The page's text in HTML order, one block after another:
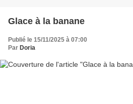
Glace à la banane
Publié le 15/11/2025 à 07:00
Par Doria